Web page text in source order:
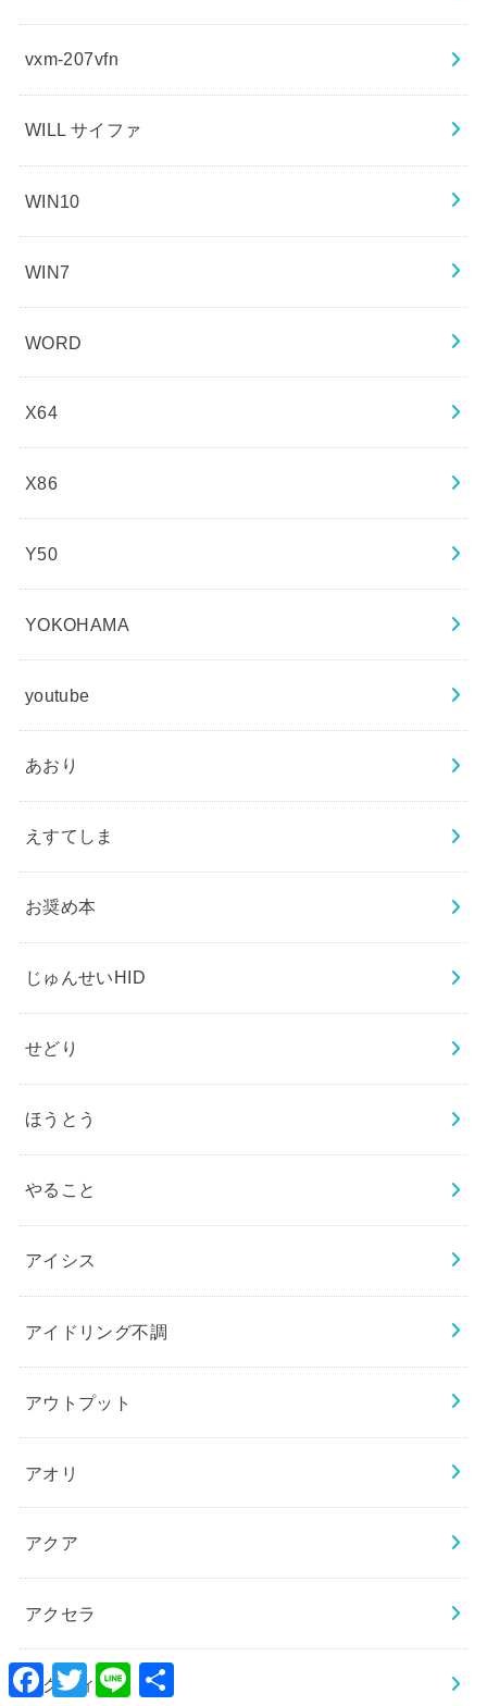
vxm-207vfn
WILL サイファ
WIN10
WIN7
WORD
X64
X86
Y50
YOKOHAMA
youtube
あおり
えすてしま
お奨め本
じゅんせいHID
せどり
ほうとう
やること
アイシス
アイドリング不調
アウトプット
アオリ
アクア
アクセラ
アクティ
Facebook
TwitterLine